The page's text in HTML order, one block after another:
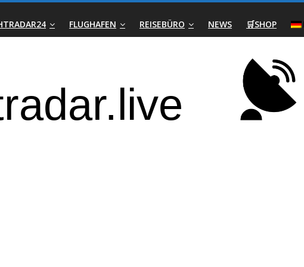
FLUGHAFEN REISEBÜRO NEWS 🛒SHOP